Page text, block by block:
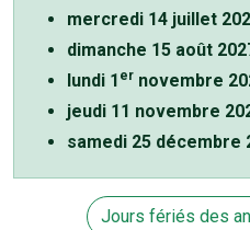
mercredi 14 juillet
dimanche 15 août
lundi 1 er novembre
jeudi 11 novembre
samedi 25 décembre
Jours fériés des